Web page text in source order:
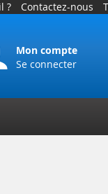
? Contactez-nous
Mon compte
Se connecter